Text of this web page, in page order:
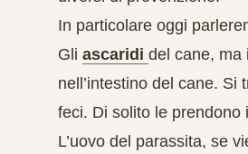
In particolare oggi
Gli ascaridi del cane, ma
nell’intestino del cane.
feci. Di solito le prendono
L’uovo del parassita, se